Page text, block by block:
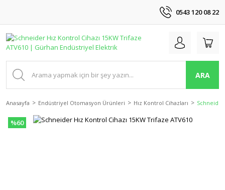
0543 120 08 22
ARA
Anasayfa Endüstriyel Otomasyon Ürünleri Hız Kontrol Cihazları Schneider
%60